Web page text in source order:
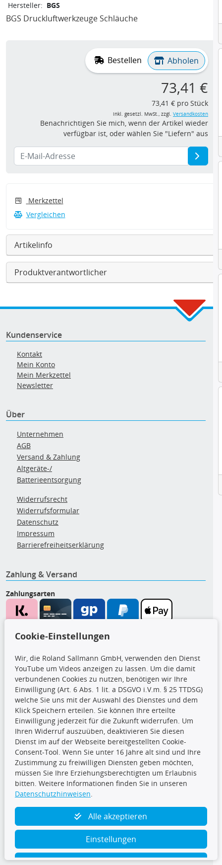
Hersteller: BGS
BGS Druckluftwerkzeuge Schläuche
Bestellen Abholen
73,41 €
73,41 € pro Stück
inkl. gesetzl. MwSt., zzgl. Versandkosten
Benachrichtigen Sie mich, wenn der Artikel wieder
verfügbar ist, oder wählen Sie "Liefern" aus
Merkzettel
Vergleichen
Artikelinfo
Produktverantwortlicher
Kundenservice
Kontakt
Mein Konto
Mein Merkzettel
Newsletter
Über
Unternehmen
AGB
Versand & Zahlung
Altgeräte-/
Batterieentsorgung
Widerrufsrecht
Widerrufsformular
Datenschutz
Impressum
Barrierefreiheitserklärung
Zahlung & Versand
Zahlungsarten
CARAT Gruppe
Folge uns
TecDoc Inside
Cookie-Einstellungen
Wir, die Roland Sallmann GmbH, verwenden den Dienst
YouTube um Videos anzeigen zu lassen. Um die damit
verbundenen Cookies zu nutzen, benötigen wir Ihre
Einwilligung (Art. 6 Abs. 1 lit. a DSGVO i.V.m. § 25 TTDSG)
welche Sie uns mit der Auswahl des Dienstes und dem
Klick Speichern erteilen. Sie können Ihre erteilte
Einwilligung jederzeit für die Zukunft widerrufen. Um
Ihren Widerruf auszuüben, deaktivieren Sie diesen
Dienst im auf der Webseite bereitgestellten Cookie-
Consent-Tool. Wenn Sie unter 16 Jahre alt sind und Ihre
Zustimmung zu freiwilligen Diensten geben möchten,
müssen Sie Ihre Erziehungsberechtigten um Erlaubnis
bitten. Weitere Informationen finden Sie in unseren
Datenschutzhinweisen.
Alle akzeptieren
Einstellungen
Ablehnen